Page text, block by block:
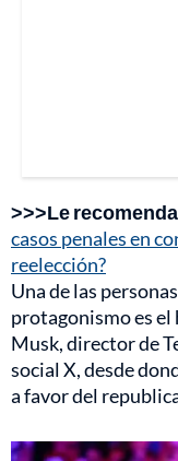
>>>Le
casos penales en
reelección?
Una de las
protagonismo es el
Musk, director de
social X, desde
a favor del